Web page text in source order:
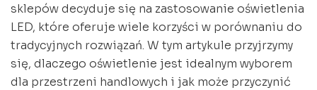
sklepów decyduje się na zastosowanie oświetlenia
LED, które oferuje wiele korzyści w porównaniu do
tradycyjnych rozwiązań. W tym artykule przyjrzymy
się, dlaczego oświetlenie jest idealnym wyborem
dla przestrzeni handlowych i jak może przyczynić